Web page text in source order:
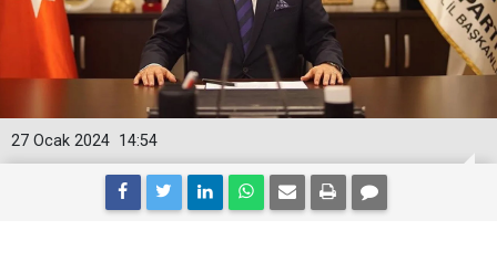
14:54
27 Ocak 2024